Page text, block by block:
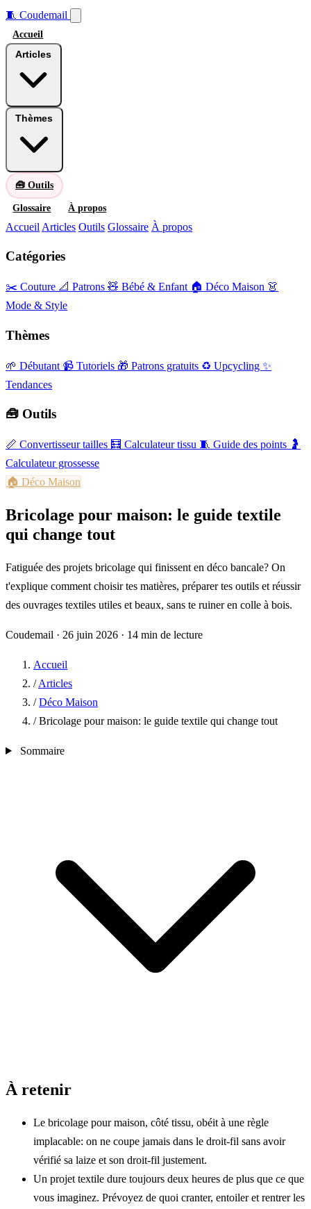
🧵 Coudemail
Accueil
🧰 Outils
Glossaire À propos
Accueil Articles Outils Glossaire À propos
Catégories
✂️ Couture 📐 Patrons 🧸 Bébé & Enfant 🏠 Déco Maison 👗
Mode & Style
Thèmes
🌱 Débutant 📹 Tutoriels 🎁 Patrons gratuits ♻️ Upcycling ✨
Tendances
🧰 Outils
📏 Convertisseur tailles 🧮 Calculateur tissu 🧵 Guide des points 🤰
Calculateur grossesse
🏠 Déco Maison
Bricolage pour maison: le guide textile
qui change tout
Fatiguée des projets bricolage qui finissent en déco bancale? On
t'explique comment choisir tes matières, préparer tes outils et réussir
des ouvrages textiles utiles et beaux, sans te ruiner en colle à bois.
Coudemail · 26 juin 2026 · 14 min de lecture
Accueil
/ Articles
/ Déco Maison
/ Bricolage pour maison: le guide textile qui change tout
Sommaire
À retenir
Le bricolage pour maison, côté tissu, obéit à une règle
implacable: on ne coupe jamais dans le droit-fil sans avoir
vérifié sa laize et son droit-fil justement.
Un projet textile dure toujours deux heures de plus que ce que
vous imaginez. Prévoyez de quoi cranter, entoiler et rentrer les